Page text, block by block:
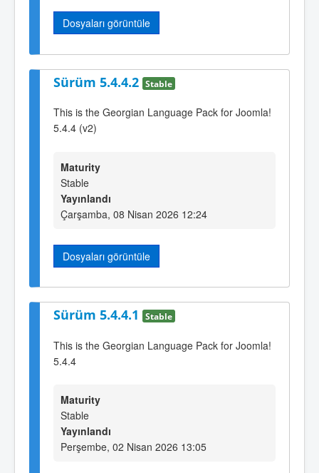
Dosyaları görüntüle
Sürüm 5.4.4.2 Stable
This is the Georgian Language Pack for Joomla!
5.4.4 (v2)
Maturity
Stable
Yayınlandı
Çarşamba, 08 Nisan 2026 12:24
Dosyaları görüntüle
Sürüm 5.4.4.1 Stable
This is the Georgian Language Pack for Joomla!
5.4.4
Maturity
Stable
Yayınlandı
Perşembe, 02 Nisan 2026 13:05